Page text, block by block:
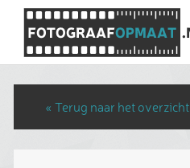
« Terug naar het overzicht